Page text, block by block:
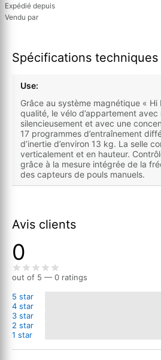
Expédié depuis
Vendu par
Spécifications techniques
Use:
Grâce au système magnétique « Hi
qualité, le vélo d’appartement
silencieusement et avec une
17 programmes d’entraînement
d’inertie d’environ 13 kg. La selle
verticalement et en hauteur.
grâce à la mesure intégrée de la
des capteurs de pouls manuels.
Avis clients
0
out of 5 — 0 ratings
5 star
4 star
3 star
2 star
1 star